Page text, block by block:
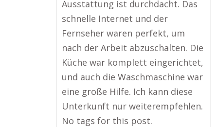
Ausstattung ist durchdacht. Das
schnelle Internet und der
Fernseher waren perfekt, um
nach der Arbeit abzuschalten. Die
Küche war komplett eingerichtet,
und auch die Waschmaschine war
eine große Hilfe. Ich kann diese
Unterkunft nur weiterempfehlen.
No tags for this post.